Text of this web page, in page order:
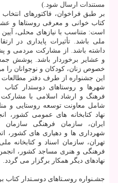
مستندات ارسال شود.)
بر طبق فراخوان، فاكتورهای
كتاب خوانی و معرفی روستاها و
است: متناسب با نیازهای محلی،
ملی باشد. تأثیرات پایداری در
داشته باشد. از مشاركت مردمی و
و عشایر برخوردار باشد. پوشش
خصوص زنان، كودكان و نوجوانان را
این جشنواره از طرف دفتر مطالعات
شهرها و روستاهای دوستدار
فرهنگ و ارشاد اسلامی با مشاركت
شامل معاونت توسعه روستایی و
نهاد كتابخانه های عمومی كشور،
ایران، سازمان فرهنگی
شهرداری ها و دهیاری های كشور،
تهران، سازمان اسناد و كتابخانه
فرهنگی و هنری مساجد كشور،
نهادهای دیگر همكار برگزار می گردد.